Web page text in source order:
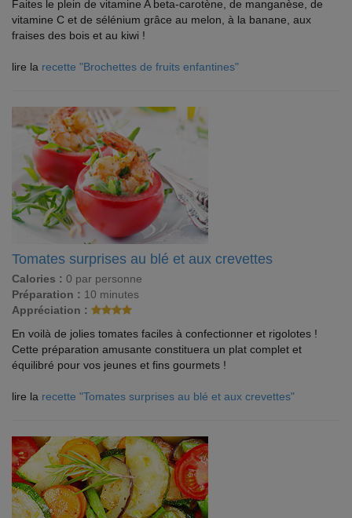
Faites le plein de vitamine A beta-carotène, de manganèse, de
vitamine C et de sélénium grâce au melon, à la banane, aux
fraises des bois et au kiwi !
lire la recette "Brochettes de fruits enfantines"
Tomates surprises au blé et aux crevettes
Calories : 0 par personne
Préparation : 10 minutes
Appréciation :
En voilà de jolies tomates faciles à confectionner et rigolotes !
Cette préparation amusante constituera un plat complet et
équilibré pour vos jeunes et fins gourmets !
lire la recette "Tomates surprises au blé et aux crevettes"